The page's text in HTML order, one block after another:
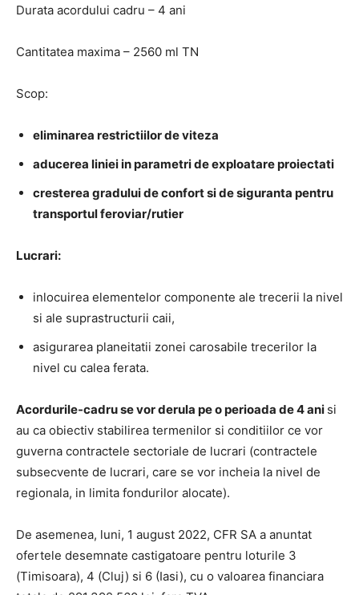
Durata acordului cadru – 4 ani
Cantitatea maxima – 2560 ml TN
Scop:
eliminarea restrictiilor de viteza
aducerea liniei in parametri de exploatare proiectati
cresterea gradului de confort si de siguranta pentru
transportul feroviar/rutier
Lucrari:
inlocuirea elementelor componente ale trecerii la nivel
si ale suprastructurii caii,
asigurarea planeitatii zonei carosabile trecerilor la
nivel cu calea ferata.
Acordurile-cadru se vor derula pe o perioada de 4 ani si
au ca obiectiv stabilirea termenilor si conditiilor ce vor
guverna contractele sectoriale de lucrari (contractele
subsecvente de lucrari, care se vor incheia la nivel de
regionala, in limita fondurilor alocate).
De asemenea, luni, 1 august 2022, CFR SA a anuntat
ofertele desemnate castigatoare pentru loturile 3
(Timisoara), 4 (Cluj) si 6 (Iasi), cu o valoarea financiara